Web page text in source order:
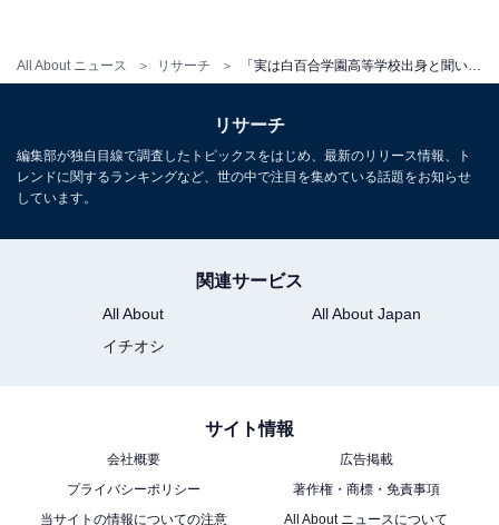
All About ニュース リサーチ
ルとして、華やかでファッショナブルな活動を続け
てきた印象が強いため、お嬢様学校として有名な白
百合学園の出身であることに驚いた。激しいダンス
リサーチ
編集部が独自目線で調査したトピックスをはじめ、最新のリリース情報、ト
レンドに関するランキングなど、世の中で注目を集めている話題をお知らせ
しています。
関連サービス
All About
All About Japan
イチオシ
サイト情報
会社概要
広告掲載
プライバシーポリシー
著作権・商標・免責事項
当サイトの情報についての注意
All About ニュースについて